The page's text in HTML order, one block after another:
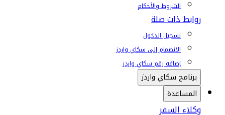
الشروط والأحكام
روابط ذات صلة
تسجيل الدخول
الانضمام إلى سكاي واردز
إضافة رقم سكاي واردز
برنامج سكاي واردز
المساعدة
وكلاء السفر